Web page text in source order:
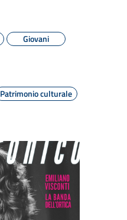
Giovani
Patrimonio culturale